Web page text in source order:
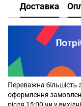
Доставка
Переважна більшість
оформлення